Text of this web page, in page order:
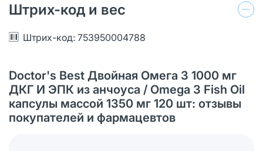
Штрих-код и вес
Штрих-код: 753950004788
Doctor's Best Двойная Омега 3 1000 мг
ДКГ И ЭПК из анчоуса / Omega 3 Fish Oil
капсулы массой 1350 мг 120 шт: отзывы
покупателей и фармацевтов